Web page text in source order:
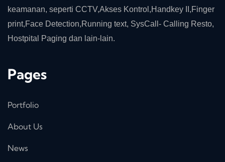
keamanan, seperti CCTV,Akses Kontrol,Handkey II,Finger
print,Face Detection,Running text, SysCall- Calling Resto,
Hostpital Paging dan lain-lain.
Pages
Portfolio
About Us
News